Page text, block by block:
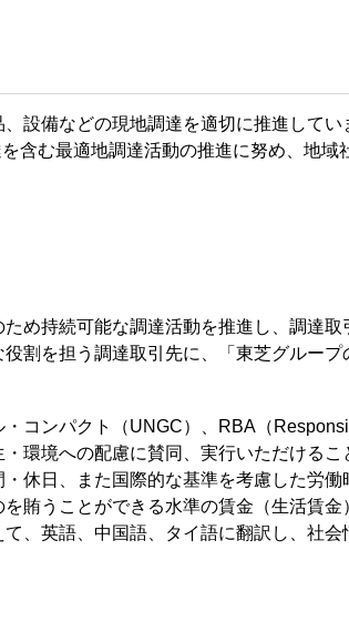
設備などの現地調達を適切に推進して
含む最適地調達活動の推進に努め、地
め持続可能な調達活動を推進し、調達
割を担う調達取引先に、「東芝グルー
・コンパクト（UNGC）、RBA（
環境への配慮に賛同、実行いただける
休日、また国際的な基準を考慮した労
賄うことができる水準の賃金（生活賃
て、英語、中国語、タイ語に翻訳し、社